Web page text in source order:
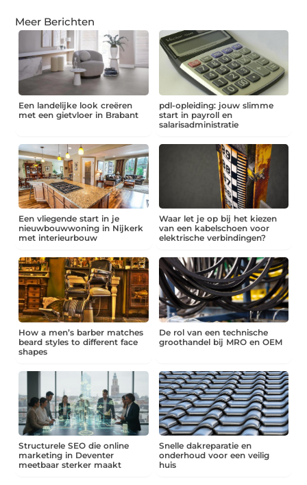
Meer Berichten
Een landelijke look creëren
met een gietvloer in Brabant
pdl-opleiding: jouw slimme
start in payroll en
salarisadministratie
Een vliegende start in je
nieuwbouwwoning in Nijkerk
met interieurbouw
Waar let je op bij het kiezen
van een kabelschoen voor
elektrische verbindingen?
How a men’s barber matches
beard styles to different face
shapes
De rol van een technische
groothandel bij MRO en OEM
Structurele SEO die online
marketing in Deventer
meetbaar sterker maakt
Snelle dakreparatie en
onderhoud voor een veilig
huis